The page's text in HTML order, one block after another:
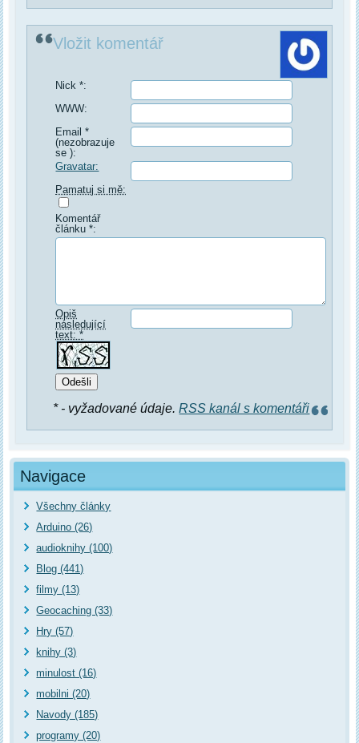
Vložit komentář
Nick *:
WWW:
Email *
(nezobrazuje
se ):
Gravatar:
Pamatuj si mě:
Komentář
článku *:
Opiš
následující
text: *
* - vyžadované údaje.RSS kanál s komentáři
Navigace
Všechny články
Arduino (26)
audioknihy (100)
Blog (441)
filmy (13)
Geocaching (33)
Hry (57)
knihy (3)
minulost (16)
mobilni (20)
Navody (185)
programy (20)